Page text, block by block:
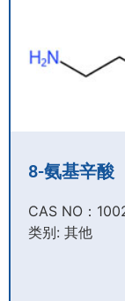
8-氨基辛酸
CAS NO：
类别: 其他